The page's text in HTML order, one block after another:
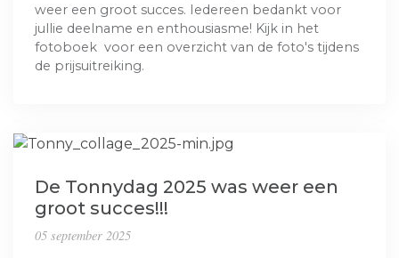
weer een groot succes. Iedereen bedankt voor
jullie deelname en enthousiasme! Kijk in het
fotoboek voor een overzicht van de foto's tijdens
de prijsuitreiking.
De Tonnydag 2025 was weer een
groot succes!!!
05 september 2025